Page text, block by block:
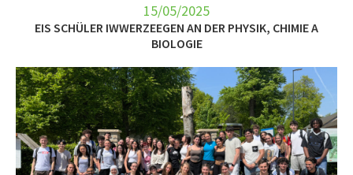
15/05/2025
EIS SCHÜLER IWWERZEEGEN AN DER PHYSIK, CHIMIE A
BIOLOGIE